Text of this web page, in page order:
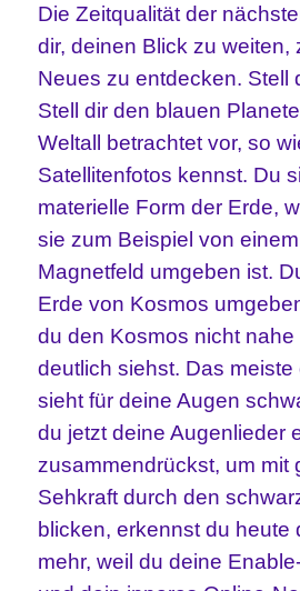
Die Zeitqualität der
dir, deinen Blick zu weiten,
Neues zu entdecken. Stell
Stell dir den blauen
Weltall betrachtet vor, so
Satellitenfotos kennst. Du
materielle Form der Erde,
sie zum Beispiel von
Magnetfeld umgeben ist.
Erde von Kosmos
du den Kosmos nicht nahe
deutlich siehst. Das
sieht für deine Augen
du jetzt deine Augenlieder
zusammendrückst, um mit
Sehkraft durch den
blicken, erkennst du heute
mehr, weil du deine